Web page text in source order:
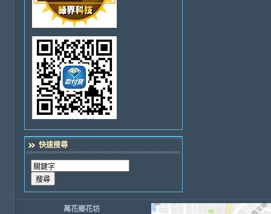
快速搜尋
萬花鄉花坊